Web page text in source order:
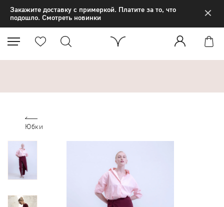
Закажите доставку с примеркой. Платите за то, что
подошло. Смотреть новинки
×
Юбки